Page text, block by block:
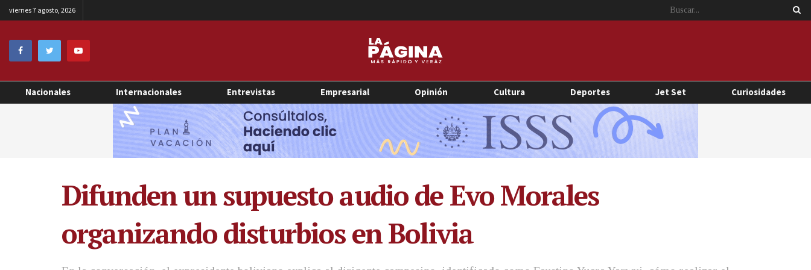
viernes 7 agosto, 2026
Nacionales Internacionales Entrevistas Empresarial Opinión Cultura Deportes Jet Set Curiosidades
Difunden un supuesto audio de Evo Morales
organizando disturbios en Bolivia